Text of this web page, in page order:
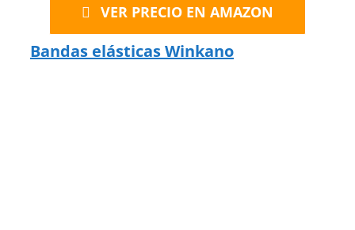
VER PRECIO EN AMAZON
Bandas elásticas Winkano